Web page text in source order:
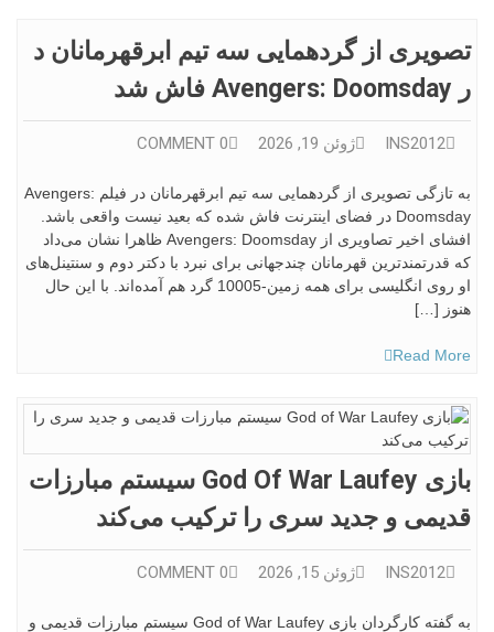
تصویری از گردهمایی سه تیم ابرقهرمانان د
ر Avengers: Doomsday فاش شد
INS2012 ژوئن 19, 2026 0 COMMENT
به تازگی تصویری از گردهمایی سه تیم ابرقهرمانان در فیلم Avengers:
Doomsday در فضای اینترنت فاش شده که بعید نیست واقعی باشد.
افشای اخیر تصاویری از Avengers: Doomsday ظاهرا نشان می‌داد
که قدرتمندترین قهرمانان چندجهانی برای نبرد با دکتر دوم و سنتینل‌های
او روی انگلیسی برای همه زمین-10005 گرد هم آمده‌اند. با این حال
هنوز […]
Read More
بازی God Of War Laufey سیستم مبارزات
قدیمی و جدید سری را ترکیب می‌کند
INS2012 ژوئن 15, 2026 0 COMMENT
به گفته کارگردان بازی God of War Laufey سیستم مبارزات قدیمی و